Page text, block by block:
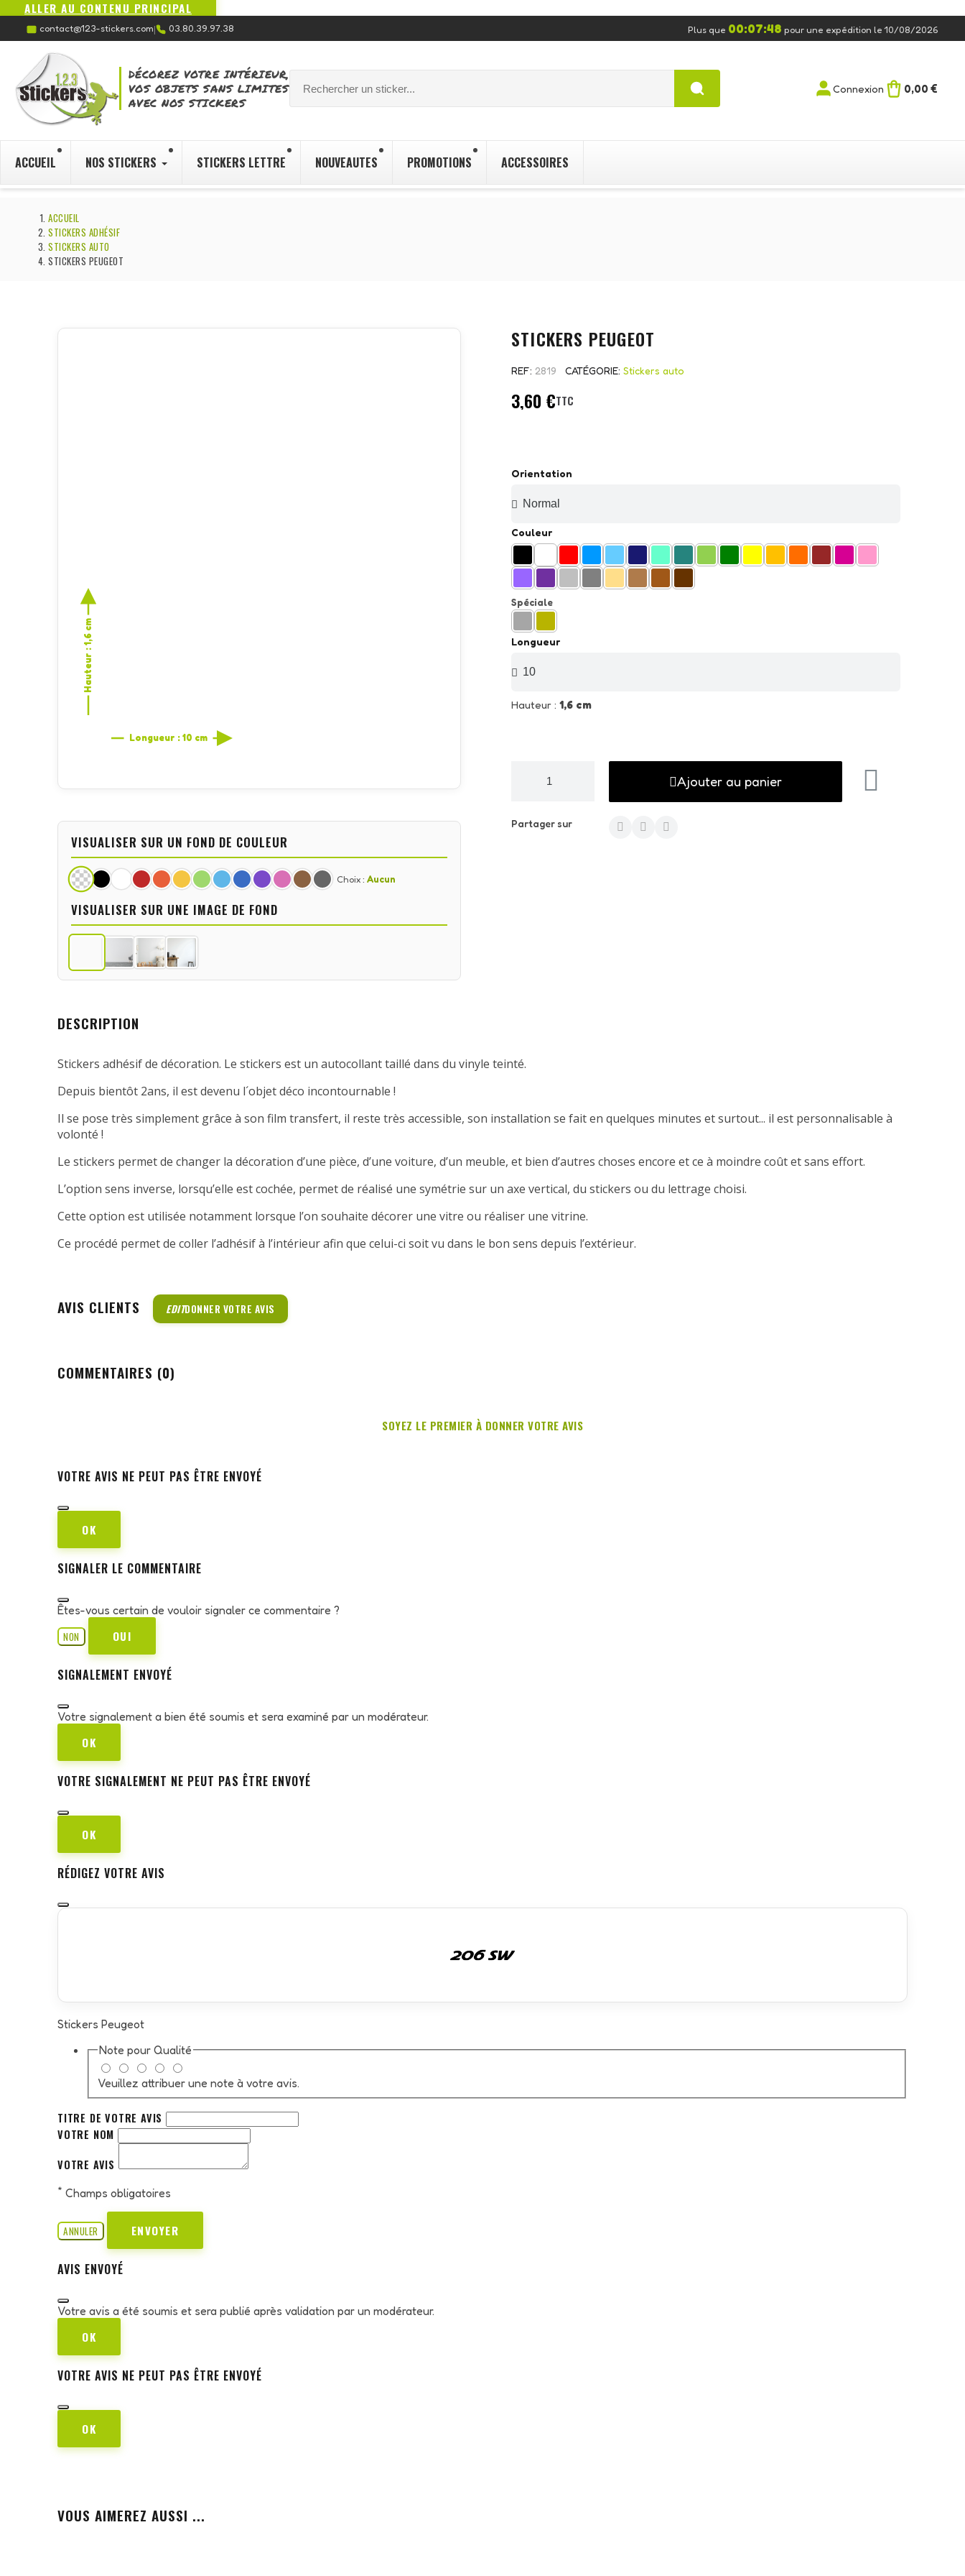
ALLER AU CONTENU PRINCIPAL
contact@123-stickers.com| 03.80.39.97.38 Plus que 00:07:47 pour une expédition le 10/08/2026
DÉCOREZ VOTRE INTÉRIEUR,
VOS OBJETS SANS LIMITES
AVEC NOS STICKERS
Connexion 0,00 €
ACCUEIL NOS STICKERS STICKERS LETTRE NOUVEAUTES PROMOTIONS ACCESSOIRES
ACCUEIL
STICKERS ADHÉSIF
STICKERS AUTO
STICKERS PEUGEOT
Hauteur : 1,6 cm
Longueur : 10 cm
VISUALISER SUR UN FOND DE COULEUR
Choix : Aucun
VISUALISER SUR UNE IMAGE DE FOND
STICKERS PEUGEOT
REF 2819 CATÉGORIE Stickers auto
3,60 €TTC
Orientation
Couleur
Spéciale
Longueur
Hauteur : 1,6 cm
Ajouter au panier
Partager sur
DESCRIPTION
Stickers adhésif de décoration. Le stickers est un autocollant taillé dans du vinyle teinté.
Depuis bientôt 2ans, il est devenu l´objet déco incontournable !
Il se pose très simplement grâce à son film transfert, il reste très accessible, son installation se fait en quelques minutes et surtout... il est personnalisable à
volonté !
Le stickers permet de changer la décoration d’une pièce, d’une voiture, d’un meuble, et bien d’autres choses encore et ce à moindre coût et sans effort.
L’option sens inverse, lorsqu’elle est cochée, permet de réalisé une symétrie sur un axe vertical, du stickers ou du lettrage choisi.
Cette option est utilisée notamment lorsque l’on souhaite décorer une vitre ou réaliser une vitrine.
Ce procédé permet de coller l’adhésif à l’intérieur afin que celui-ci soit vu dans le bon sens depuis l’extérieur.
AVIS CLIENTS EDITDONNER VOTRE AVIS
COMMENTAIRES (0)
SOYEZ LE PREMIER À DONNER VOTRE AVIS
VOTRE AVIS NE PEUT PAS ÊTRE ENVOYÉ
OK
SIGNALER LE COMMENTAIRE
Êtes-vous certain de vouloir signaler ce commentaire ?
NON
OUI
SIGNALEMENT ENVOYÉ
Votre signalement a bien été soumis et sera examiné par un modérateur.
OK
VOTRE SIGNALEMENT NE PEUT PAS ÊTRE ENVOYÉ
OK
RÉDIGEZ VOTRE AVIS
Stickers Peugeot
Note pour Qualité
Veuillez attribuer une note à votre avis.
TITRE DE VOTRE AVIS
VOTRE NOM
VOTRE AVIS
* Champs obligatoires
ANNULER ENVOYER
AVIS ENVOYÉ
Votre avis a été soumis et sera publié après validation par un modérateur.
OK
VOTRE AVIS NE PEUT PAS ÊTRE ENVOYÉ
OK
VOUS AIMEREZ AUSSI ...